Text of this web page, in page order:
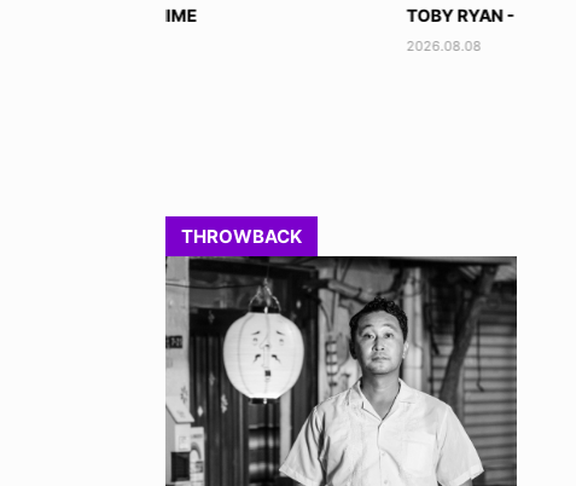
TOBY RYAN - PRO FOR REAL
THROWBACK